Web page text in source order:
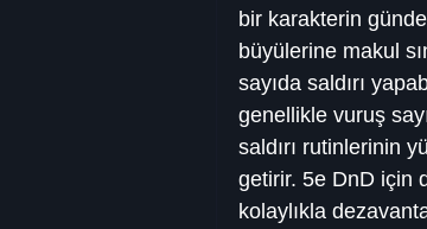
bir karakterin
büyülerine makul
sayıda saldırı
genellikle vuruş
saldırı rutinlerinin
getirir. 5e DnD için
kolaylıkla